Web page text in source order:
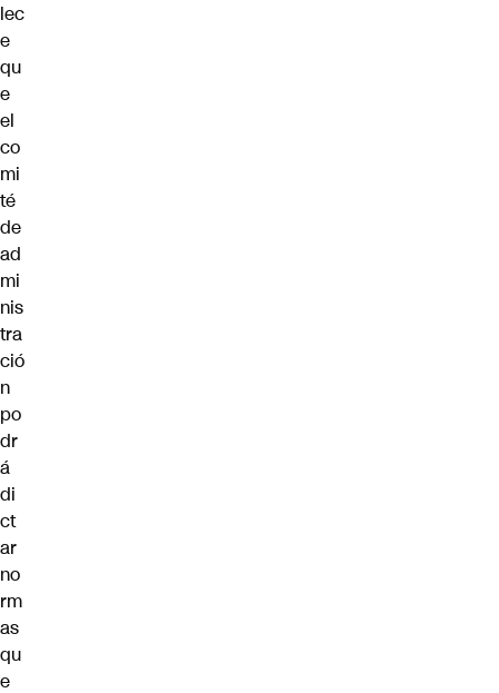
lec
e
qu
e
el
co
mi
té
de
ad
mi
nis
tra
ció
n
po
dr
á
di
ct
ar
no
rm
as
qu
e